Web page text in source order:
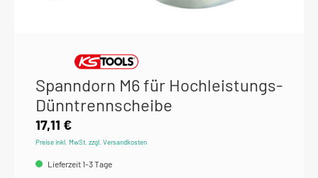
Spanndorn M6 für Hochleistungs-
Dünntrennscheibe
17,11 €
Preise inkl. MwSt. zzgl. Versandkosten
Lieferzeit 1-3 Tage